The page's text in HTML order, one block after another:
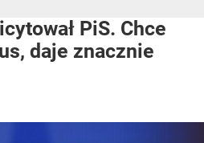
PiS. Chce
daje znacznie